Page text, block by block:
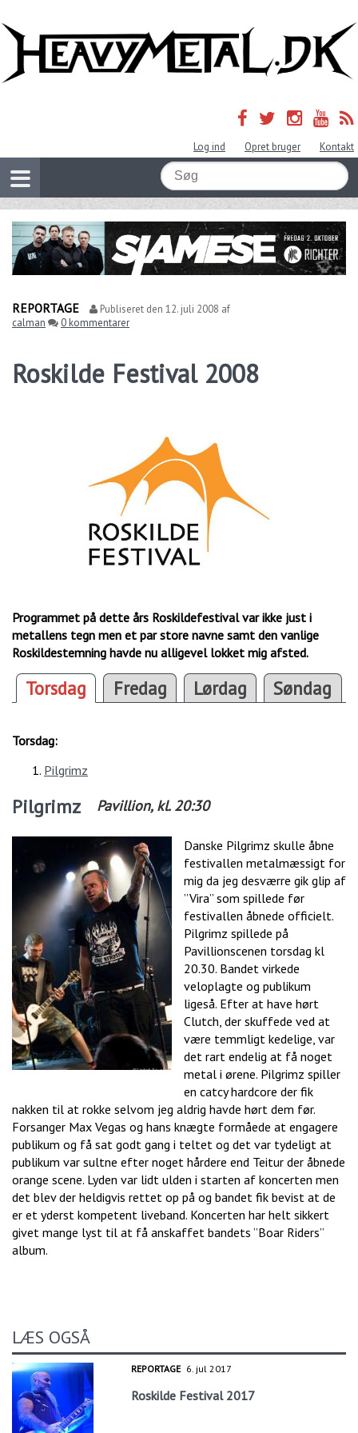
Log ind Opret bruger Kontakt
REPORTAGE Publiseret den 12. juli 2008 af
calman
0 kommentarer
Roskilde Festival 2008
Programmet på dette års Roskildefestival var ikke just i
metallens tegn men et par store navne samt den vanlige
Roskildestemning havde nu alligevel lokket mig afsted.
Torsdag Fredag Lørdag Søndag
Torsdag:
Pilgrimz
Pilgrimz Pavillion, kl. 20:30
Danske Pilgrimz skulle åbne
festivallen metalmæssigt for
mig da jeg desværre gik glip af
”Vira” som spillede før
festivallen åbnede officielt.
Pilgrimz spillede på
Pavillionscenen torsdag kl
20.30. Bandet virkede
veloplagte og publikum
ligeså. Efter at have hørt
Clutch, der skuffede ved at
være temmligt kedelige, var
det rart endelig at få noget
metal i ørene. Pilgrimz spiller
en catcy hardcore der fik
nakken til at rokke selvom jeg aldrig havde hørt dem før.
Forsanger Max Vegas og hans knægte formåede at engagere
publikum og få sat godt gang i teltet og det var tydeligt at
publikum var sultne efter noget hårdere end Teitur der åbnede
orange scene. Lyden var lidt ulden i starten af koncerten men
det blev der heldigvis rettet op på og bandet fik bevist at de
er et yderst kompetent liveband. Koncerten har helt sikkert
givet mange lyst til at få anskaffet bandets ”Boar Riders”
album.
LÆS OGSÅ
REPORTAGE 6. jul 2017
Roskilde Festival 2017